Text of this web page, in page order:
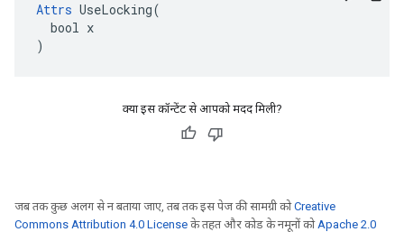
Attrs UseLocking(
  bool x
)
क्या इस कॉन्टेंट से आपको मदद मिली?
जब तक कुछ अलग से न बताया जाए, तब तक इस पेज की सामग्री कोCreative
Commons Attribution 4.0 License के तहत और कोड के नमूनों कोApache 2.0